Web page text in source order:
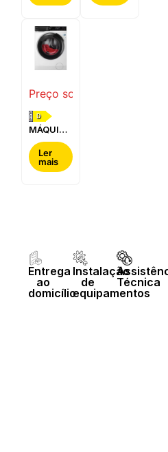
Preço sob consulta
D
MÁQUINA
DE LAVAR
E SECAR
ROUPA
AEG -
Ler
mais
Entrega
ao
domicílio
Instalação
de
equipamentos
Técnica